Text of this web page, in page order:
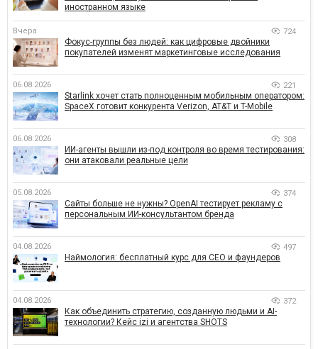
иностранном языке
Вчера 724
Фокус-группы без людей: как цифровые двойники
покупателей изменят маркетинговые исследования
06.08.2026 221
Starlink хочет стать полноценным мобильным оператором:
SpaceX готовит конкурента Verizon, AT&T и T-Mobile
06.08.2026 308
ИИ-агенты вышли из-под контроля во время тестирования:
они атаковали реальные цели
05.08.2026 374
Сайты больше не нужны? OpenAI тестирует рекламу с
персональным ИИ-консультантом бренда
04.08.2026 497
Наймология: бесплатный курс для CEO и фаундеров
04.08.2026 372
Как объединить стратегию, созданную людьми и AI-
технологии? Кейс izi и агентства SHOTS